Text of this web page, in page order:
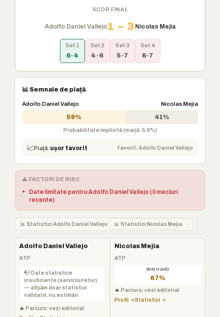
SCOR FINAL
Adolfo Daniel Vallejo1 – 3 Nicolas Mejia
Set 1
6-4
Set 2
4-6
Set 3
5-7
Set 4
6-7
📊 Semnale de piață
Adolfo Daniel Vallejo Nicolas Mejia
59% 41%
Probabilitate implicită (marjă: 5.6%)
📈Piață:ușor favorit Favorit: Adolfo Daniel Vallejo
⚠️ FACTORI DE RISC
•
Date limitate pentru Adolfo Daniel Vallejo (0 meciuri
recente)
📊 Statistici Adolfo Daniel Vallejo 📊 Statistici Nicolas Mejia
Adolfo Daniel Vallejo
ATP
📭 Date statistice
insuficiente (serviciu/retur)
— afișăm doar statistici
validate, nu estimări.
🔥 Parcurs: vezi editorial
Nicolas Mejia
ATP
WIN HARD
67%
🔥 Parcurs: vezi editorial
Profil →Statistici →